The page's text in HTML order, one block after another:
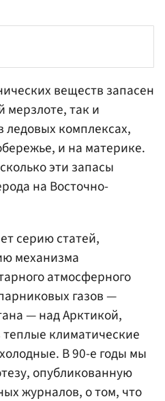
веществ запасен
мерзлоте, так и
ледовых комплексах,
и на материке.
эти запасы
на Восточно-
серию статей,
механизма
атмосферного
газов —
— над Арктикой,
климатические
В 90-е годы мы
опубликованную
журналов, о том, что